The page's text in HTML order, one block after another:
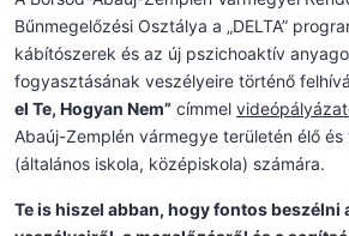
Bűnmegelőzési Osztálya a „DELTA”
kábítószerek és az új pszichoaktív
fogyasztásának veszélyeire történő
el Te, Hogyan Nem” címmel
Abaúj-Zemplén vármegye területén élő és
(általános iskola, középiskola) számára.
Te is hiszel abban, hogy fontos beszélni